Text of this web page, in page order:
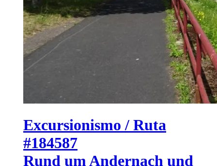
Excursionismo / Ruta
#184587
Rund um Andernach und